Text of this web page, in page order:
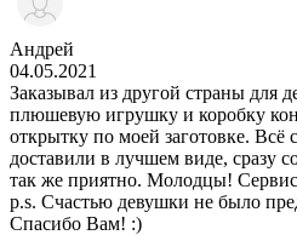
Андрей
04.05.2021
Заказывал из другой страны для
плюшевую игрушку и коробку
открытку по моей заготовке. Всё
доставили в лучшем виде, сразу
так же приятно. Молодцы!
p.s. Счастью девушки не было
Спасибо Вам! :)